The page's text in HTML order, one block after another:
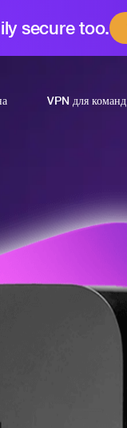
secure too.
VPN для команд